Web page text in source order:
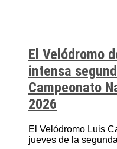
El Velódromo
intensa
Campeonato
2026
El Velódromo Luis
jueves de la